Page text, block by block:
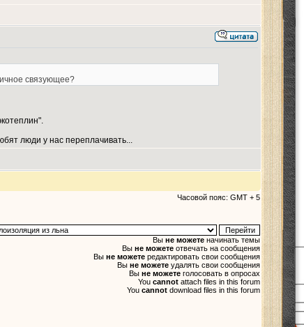
связующее?
люди у нас переплачивать...
Часовой пояс: GMT + 5
Вы не можете начинать темы
Вы не можете отвечать на сообщения
Вы не можете редактировать свои сообщения
Вы не можете удалять свои сообщения
Вы не можете голосовать в опросах
You cannot attach files in this forum
You cannot download files in this forum